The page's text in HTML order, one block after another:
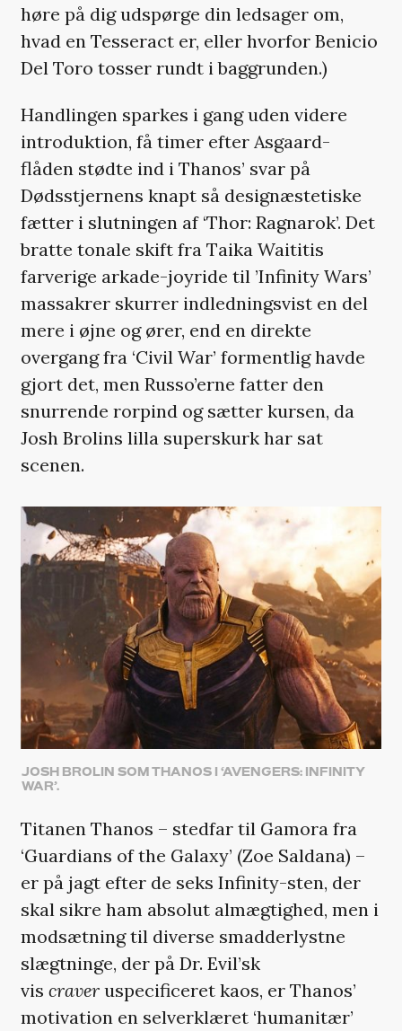
høre på dig udspørge din ledsager om,
hvad en Tesseract er, eller hvorfor Benicio
Del Toro tosser rundt i baggrunden.)
Handlingen sparkes i gang uden videre
introduktion, få timer efter Asgaard-
flåden stødte ind i Thanos’ svar på
Dødsstjernens knapt så designæstetiske
fætter i slutningen af ‘Thor: Ragnarok’. Det
bratte tonale skift fra Taika Waititis
farverige arkade-joyride til ’Infinity Wars’
massakrer skurrer indledningsvist en del
mere i øjne og ører, end en direkte
overgang fra ‘Civil War’ formentlig havde
gjort det, men Russo’erne fatter den
snurrende rorpind og sætter kursen, da
Josh Brolins lilla superskurk har sat
scenen.
JOSH BROLIN SOM THANOS I ‘AVENGERS: INFINITY
WAR’.
Titanen Thanos – stedfar til Gamora fra
‘Guardians of the Galaxy’ (Zoe Saldana) –
er på jagt efter de seks Infinity-sten, der
skal sikre ham absolut almægtighed, men i
modsætning til diverse smadderlystne
slægtninge, der på Dr. Evil’sk
vis craveruspecificeret kaos, er Thanos’
motivation en selverklæret ‘humanitær’